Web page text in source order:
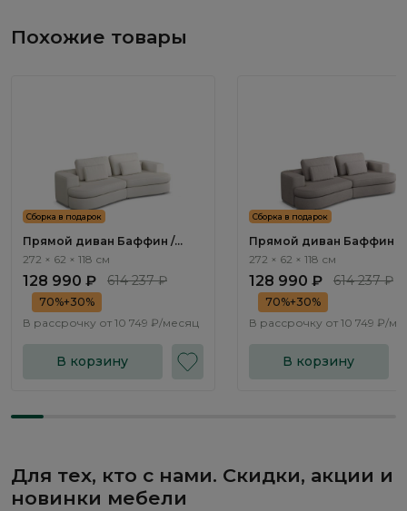
Похожие товары
Сборка в подарок
Прямой диван Баффин /
Baffin ММ113.64 с
272 × 62 × 118 см
128 990 ₽ 614 237 ₽
70%+30%
В рассрочку от 10 749 ₽/месяц
В корзину
Сборка в подарок
Прямой диван Баффин /
Baffin ММ113.65 с
272 × 62 × 118 см
128 990 ₽ 614 237 ₽
70%+30%
В рассрочку от 10 749 ₽/
В корзину
Для тех, кто с нами. Скидки, акции и
новинки мебели